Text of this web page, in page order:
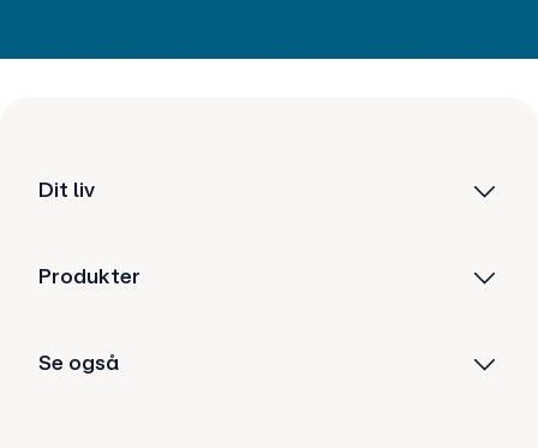
Dit liv
Produkter
Se også